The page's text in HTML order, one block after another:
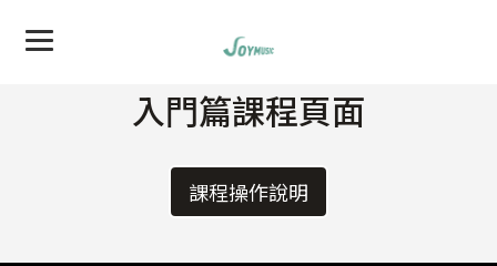
入門篇課程頁面
課程操作說明